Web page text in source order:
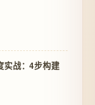
实战：4步构建